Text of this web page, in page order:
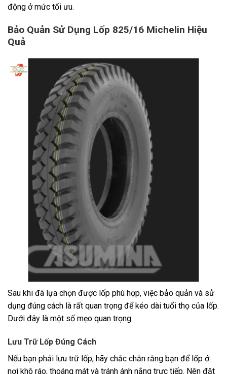
động ở mức tối ưu.
Bảo Quản Sử Dụng Lốp 825/16 Michelin Hiệu
Quả
Sau khi đã lựa chọn được lốp phù hợp, việc bảo quản và sử
dụng đúng cách là rất quan trọng để kéo dài tuổi thọ của lốp.
Dưới đây là một số mẹo quan trọng.
Lưu Trữ Lốp Đúng Cách
Nếu bạn phải lưu trữ lốp, hãy chắc chắn rằng bạn để lốp ở
nơi khô ráo, thoáng mát và tránh ánh nắng trực tiếp. Nên đặt